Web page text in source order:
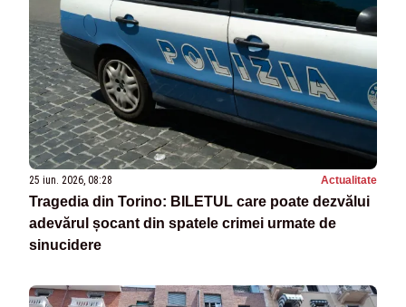
25 iun. 2026, 08:28 Actualitate
Tragedia din Torino: BILETUL care poate dezvălui
adevărul șocant din spatele crimei urmate de
sinucidere